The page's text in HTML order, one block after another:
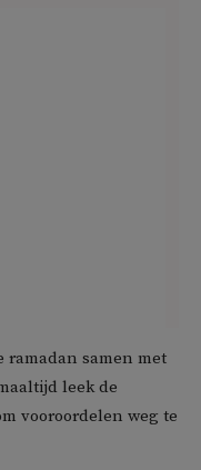
ramadan samen met
leek de
vooroordelen weg te